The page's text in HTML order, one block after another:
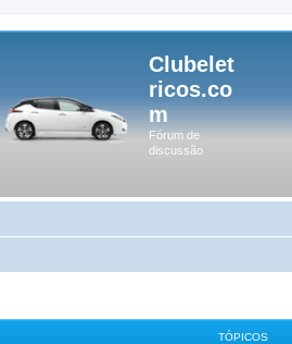
Clubelet
ricos.co
m
Fórum de
discussão
TÓPICOS